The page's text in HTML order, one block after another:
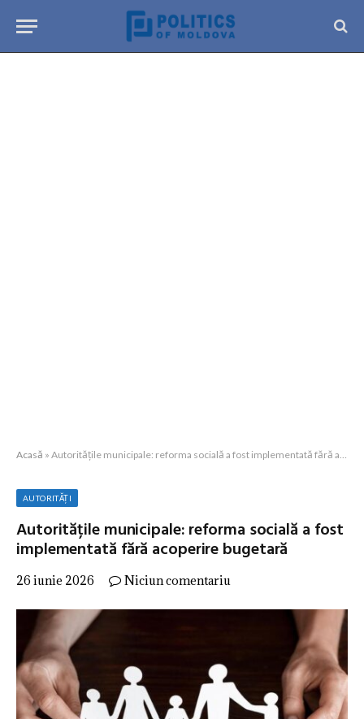
Acasă » Autoritățile municipale: reforma socială a fost implementată fără acoperire bugetară
AUTORITĂȚI
Autoritățile municipale: reforma socială a fost
implementată fără acoperire bugetară
26 iunie 2026 Niciun comentariu